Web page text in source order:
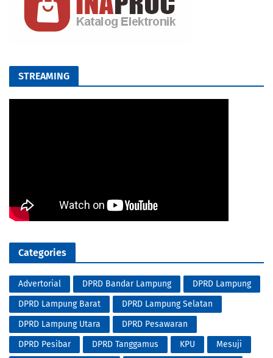
STREAMING
Categories
Advertorial DPRD Bandar Lampung
DPRD Lampung
DPRD Lampung Barat
DPRD Lampung Selatan
DPRD Lampung Utara
DPRD Pesawaran
DPRD Pesibar
DPRD Tanggamus KPU
Mesuji